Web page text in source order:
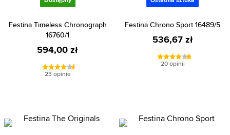
Festina Timeless Chronograph
16760/1
594,00 zł
23 opinie
Festina Chrono Sport 16489/5
536,67 zł
20 opinii